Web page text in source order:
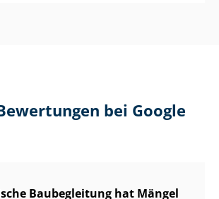
bei Google
Baubegleitung hat Mängel